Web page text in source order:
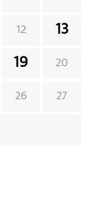
12 13
19 20
26 27